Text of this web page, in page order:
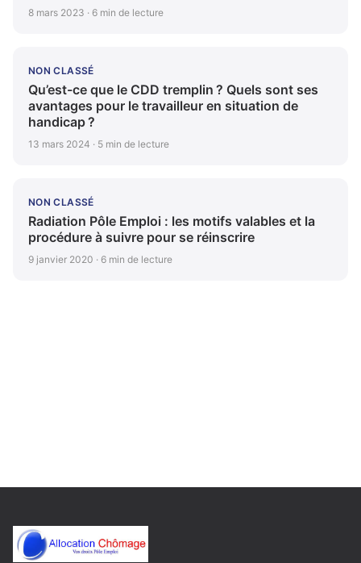
8 mars 2023 · 6 min de lecture
NON CLASSÉ
Qu’est-ce que le CDD tremplin ? Quels sont ses
avantages pour le travailleur en situation de
handicap ?
13 mars 2024 · 5 min de lecture
NON CLASSÉ
Radiation Pôle Emploi : les motifs valables et la
procédure à suivre pour se réinscrire
9 janvier 2020 · 6 min de lecture